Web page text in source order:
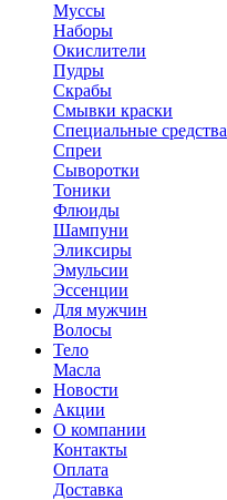
Муссы
Наборы
Окислители
Пудры
Скрабы
Смывки краски
Специальные средства
Спреи
Сыворотки
Тоники
Флюиды
Шампуни
Эликсиры
Эмульсии
Эссенции
Для мужчин
Волосы
Тело
Масла
Новости
Акции
О компании
Контакты
Оплата
Доставка